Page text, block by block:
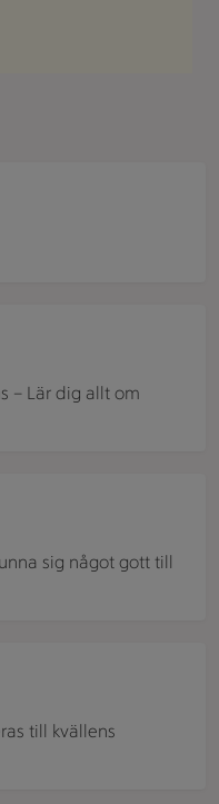
– Lär dig allt om
sig något gott till
till kvällens